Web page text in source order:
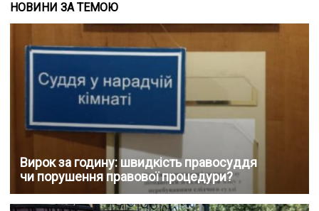
НОВИНИ ЗА ТЕМОЮ
Вирок за годину: швидкість правосуддя
чи порушення правової процедури?